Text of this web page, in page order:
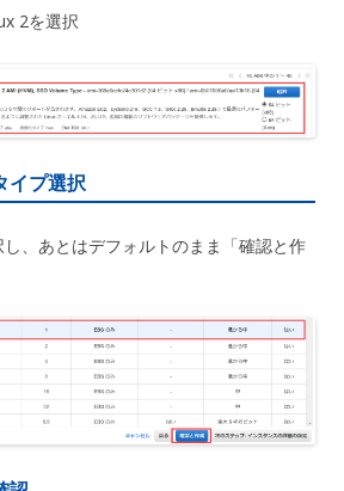
2を選択
イプ選択
、あとはデフォルトのまま「確認と作